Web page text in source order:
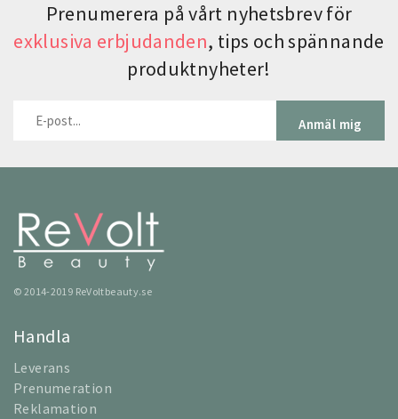
Prenumerera på vårt nyhetsbrev för
exklusiva erbjudanden, tips och spännande
produktnyheter!
Anmäl mig
© 2014-2019 ReVoltbeauty.se
Handla
Leverans
Prenumeration
Reklamation